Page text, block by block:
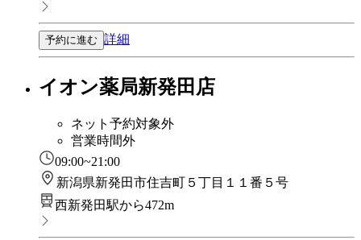
予約に進む 詳細
イオン薬局新発田店
ネット予約対象外
営業時間外
09:00~21:00
新潟県新発田市住吉町５丁目１１番５号
西新発田駅から472m